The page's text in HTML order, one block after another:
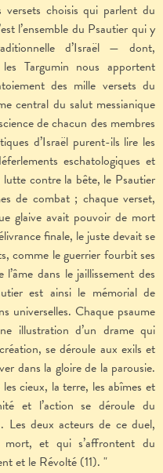
choisis qui parlent du
l’ensemble du Psautier qui y
d’Israël — dont,
Targumin nous apportent
des mille versets du
central du salut messianique
de chacun des membres
d’Israël purent-ils lire les
eschatologiques et
lutte contre la bête, le Psautier
de combat ; chaque verset,
glaive avait pouvoir de mort
finale, le juste devait se
comme le guerrier fourbit ses
dans le jaillissement des
est ainsi le mémorial de
universelles. Chaque psaume
illustration d’un drame qui
se déroule aux exils et
dans la gloire de la parousie.
cieux, la terre, les abîmes et
et l’action se déroule du
deux acteurs de ce duel,
et qui s’affrontent du
et le Révolté (11). "